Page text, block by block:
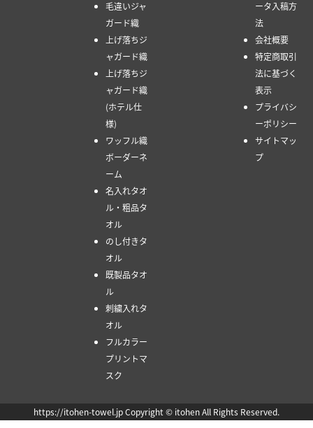
毛違いジャ
ガード織
上げ落ちジ
ャガード織
上げ落ちジ
ャガード織
(ホテル仕
様)
ワッフル織
ボーダーネ
ーム
名入れタオ
ル・粗品タ
オル
のし付きタ
オル
既製品タオ
ル
刺繍入れタ
オル
フルカラー
プリントマ
スク
ータ入稿方
法
会社概要
特定商取引
法に基づく
表示
プライバシ
ーポリシー
サイトマッ
プ
https://itohen-towel.jp Copyright © itohen All Rights Reserved.